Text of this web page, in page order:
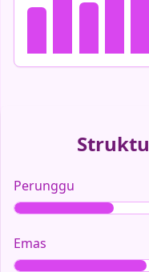
Perunggu
Emas